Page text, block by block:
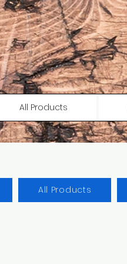
All Products
All Products